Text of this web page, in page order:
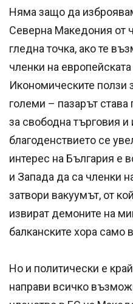
Няма защо да
Северна Македония от
гледна точка, ако те
членки на
Икономическите
големи – пазарът става
за свободна търговия
благоденствието се
интерес на България е
и Запада да са членки
затвори вакуумът, от
извират демоните на
балканските хора само
Но и политически е
направи всичко